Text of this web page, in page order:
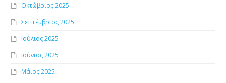
Οκτώβριος 2025
Σεπτέμβριος 2025
Ιούλιος 2025
Ιούνιος 2025
Μάιος 2025